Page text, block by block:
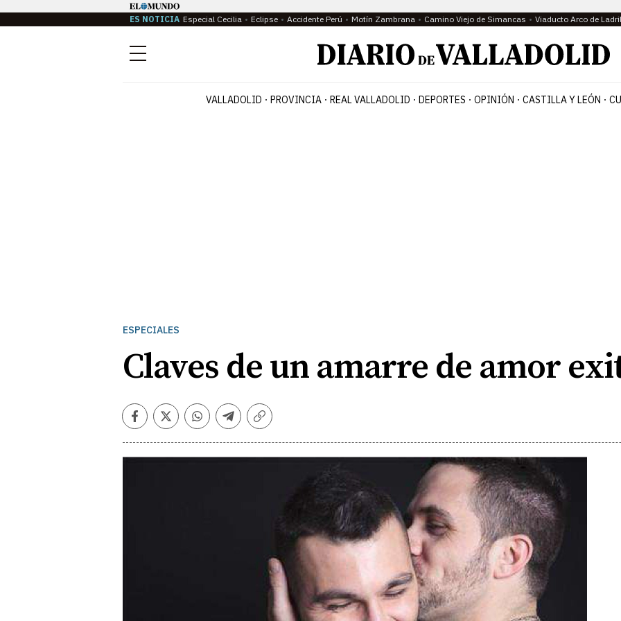
ES NOTICIA Especial Cecilia Eclipse Accidente Perú Motín Zambrana Camino Viejo de Simancas Viaducto Arco de
Menú
VALLADOLID PROVINCIA REAL VALLADOLID DEPORTES OPINIÓN CASTILLA Y LEÓN
ESPECIALES
Claves de un amarre de amor
Facebook
TwitterWhatsapp
Telegram
Copiar